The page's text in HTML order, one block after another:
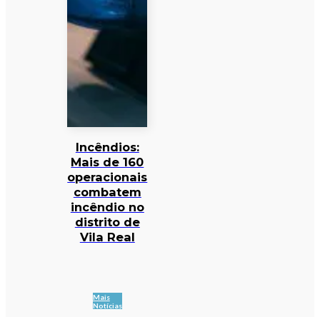
Incêndios:
Mais de 160
operacionais
combatem
incêndio no
distrito de
Vila Real
Mais
Notícias